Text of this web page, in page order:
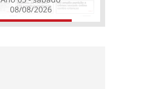
08/08/2026